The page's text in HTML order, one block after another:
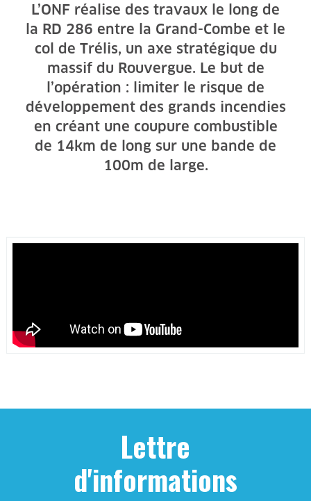
L’ONF réalise des travaux le long de
la RD 286 entre la Grand-Combe et le
col de Trélis, un axe stratégique du
massif du Rouvergue. Le but de
l’opération : limiter le risque de
développement des grands incendies
en créant une coupure combustible
de 14km de long sur une bande de
100m de large.
Lettre
d'informations